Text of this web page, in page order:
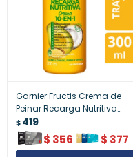
Garnier Fructis Crema de
Peinar Recarga Nutritiva
300ml – Hidratación y
Suavidad
$419
$ 356 $ 377